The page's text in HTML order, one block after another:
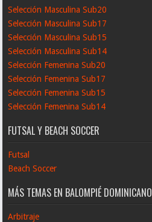
Selección Masculina Sub20
Selección Masculina Sub17
Selección Masculina Sub15
Selección Masculina Sub14
Selección Femenina Sub20
Selección Femenina Sub17
Selección Femenina Sub15
Selección Femenina Sub14
FUTSAL Y BEACH SOCCER
Futsal
Beach Soccer
MÁS TEMAS EN BALOMPIÉ DOMINICANO
Arbitraje